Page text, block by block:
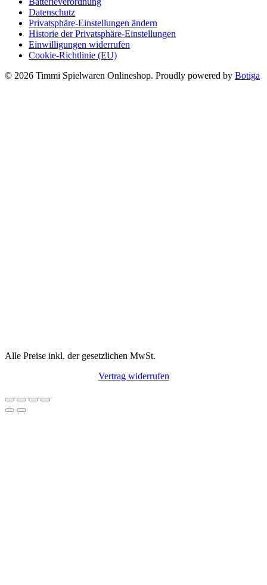
Datenschutz
Privatsphäre-Einstellungen ändern
Historie der Privatsphäre-Einstellungen
Einwilligungen widerrufen
Cookie-Richtlinie (EU)
© 2026 Timmi Spielwaren Onlineshop. Proudly powered by Botiga
Alle Preise inkl. der gesetzlichen MwSt.
Vertrag widerrufen